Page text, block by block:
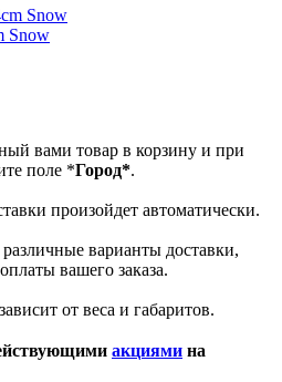
Snow
вами товар в корзину и при
поле *Город*.
произойдет автоматически.
варианты доставки,
вашего заказа.
от веса и габаритов.
акциями на